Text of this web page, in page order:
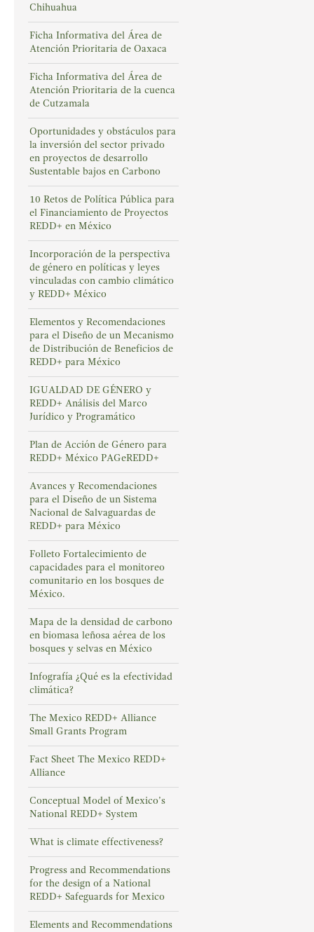
Chihuahua
Ficha Informativa del Área de
Atención Prioritaria de Oaxaca
Ficha Informativa del Área de
Atención Prioritaria de la cuenca
de Cutzamala
Oportunidades y obstáculos para
la inversión del sector privado
en proyectos de desarrollo
Sustentable bajos en Carbono
10 Retos de Política Pública para
el Financiamiento de Proyectos
REDD+ en México
Incorporación de la perspectiva
de género en políticas y leyes
vinculadas con cambio climático
y REDD+ México
Elementos y Recomendaciones
para el Diseño de un Mecanismo
de Distribución de Beneficios de
REDD+ para México
IGUALDAD DE GÉNERO y
REDD+ Análisis del Marco
Jurídico y Programático
Plan de Acción de Género para
REDD+ México PAGeREDD+
Avances y Recomendaciones
para el Diseño de un Sistema
Nacional de Salvaguardas de
REDD+ para México
Folleto Fortalecimiento de
capacidades para el monitoreo
comunitario en los bosques de
México.
Mapa de la densidad de carbono
en biomasa leñosa aérea de los
bosques y selvas en México
Infografía ¿Qué es la efectividad
climática?
The Mexico REDD+ Alliance
Small Grants Program
Fact Sheet The Mexico REDD+
Alliance
Conceptual Model of Mexico’s
National REDD+ System
What is climate effectiveness?
Progress and Recommendations
for the design of a National
REDD+ Safeguards for Mexico
Elements and Recommendations